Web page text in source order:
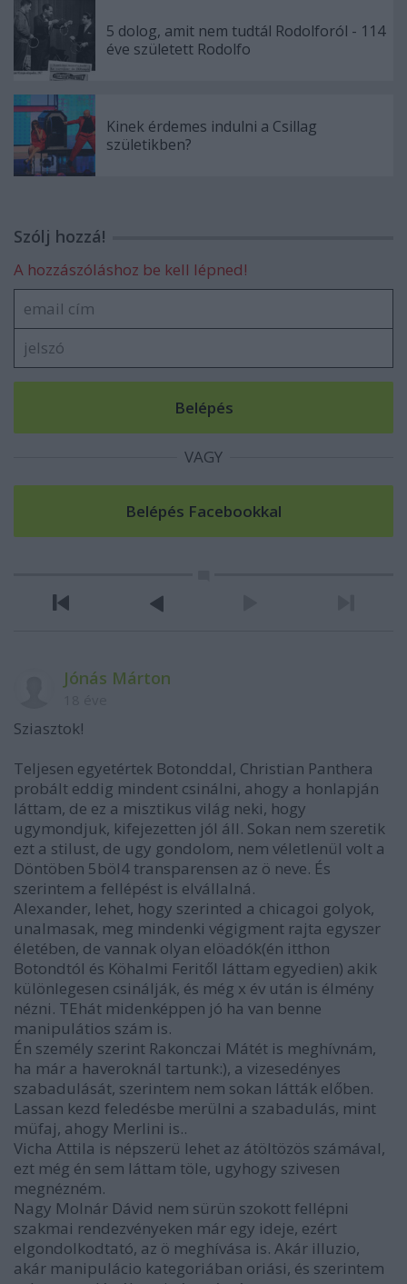
5 dolog, amit nem tudtál Rodolforól - 114
éve született Rodolfo
Kinek érdemes indulni a Csillag
születikben?
Szólj hozzá!
A hozzászóláshoz be kell lépned!
VAGY
Jónás Márton
Sziasztok!
Teljesen egyetértek Botonddal, Christian Panthera
probált eddig mindent csinálni, ahogy a honlapján
láttam, de ez a misztikus világ neki, hogy
ugymondjuk, kifejezetten jól áll. Sokan nem szeretik
ezt a stilust, de ugy gondolom, nem véletlenül volt a
Döntöben 5böl4 transparensen az ö neve. És
szerintem a fellépést is elvállalná.
Alexander, lehet, hogy szerinted a chicagoi golyok,
unalmasak, meg mindenki végigment rajta egyszer
életében, de vannak olyan elöadók(én itthon
Botondtól és Köhalmi Feritől láttam egyedien) akik
különlegesen csinálják, és még x év után is élmény
nézni. TEhát midenképpen jó ha van benne
manipulátios szám is.
Én személy szerint Rakonczai Mátét is meghívnám,
ha már a haveroknál tartunk:), a vizesedényes
szabadulását, szerintem nem sokan látták előben.
Lassan kezd feledésbe merülni a szabadulás, mint
müfaj, ahogy Merlini is..
Vicha Attila is népszerü lehet az átöltözös számával,
ezt még én sem láttam töle, ugyhogy szivesen
megnézném.
Nagy Molnár Dávid nem sürün szokott fellépni
szakmai rendezvényeken már egy ideje, ezért
elgondolkodtató, az ö meghívása is. Akár illuzio,
akár manipulácio kategoriában oriási, és szerintem